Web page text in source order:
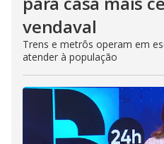
vendaval
Trens e metrôs operam em
atender à população